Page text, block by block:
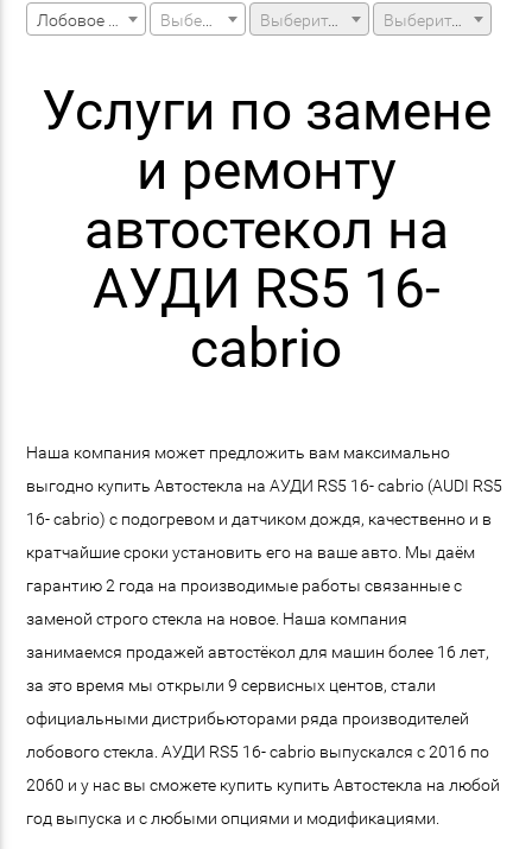
Выберите модель машины Выберите модификацию
Услуги по замене
и ремонту
автостекол на
АУДИ RS5 16-
cabrio
Наша компания может предложить вам максимально
выгодно купить Автостекла на АУДИ RS5 16- cabrio (AUDI RS5
16- cabrio) с подогревом и датчиком дождя, качественно и в
кратчайшие сроки установить его на ваше авто. Мы даём
гарантию 2 года на производимые работы связанные с
заменой строго стекла на новое. Наша компания
занимаемся продажей автостёкол для машин более 16 лет,
за это время мы открыли 9 сервисных центов, стали
официальными дистрибьюторами ряда производителей
лобового стекла. АУДИ RS5 16- cabrio выпускался с 2016 по
2060 и у нас вы сможете купить купить Автостекла на любой
год выпуска и с любыми опциями и модификациями.